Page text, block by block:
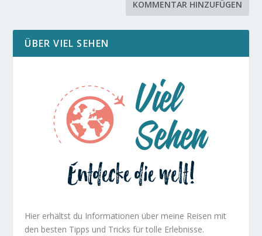
ÜBER VIEL SEHEN
Hier erhältst du Informationen über meine Reisen mit
den besten Tipps und Tricks für tolle Erlebnisse.